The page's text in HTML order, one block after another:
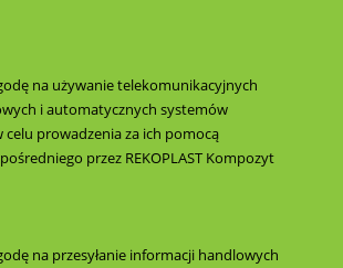
na używanie telekomunikacyjnych
i automatycznych systemów
celu prowadzenia za ich pomocą
przez REKOPLAST Kompozyt
na przesyłanie informacji handlowych